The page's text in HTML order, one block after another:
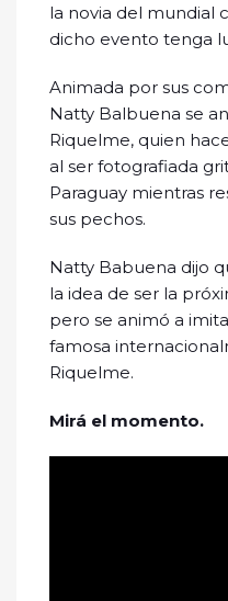
la novia del mundial
dicho evento tenga
Animada por sus
Natty Balbuena se
Riquelme, quien
al ser fotografiada
Paraguay mientras
sus pechos.
Natty Babuena dijo
la idea de ser la
pero se animó a
famosa
Riquelme.
Mirá el momento.